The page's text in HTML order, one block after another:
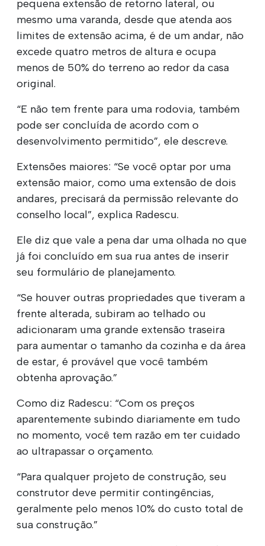
pequena extensão de retorno lateral, ou
mesmo uma varanda, desde que atenda aos
limites de extensão acima, é de um andar, não
excede quatro metros de altura e ocupa
menos de 50% do terreno ao redor da casa
original.
“E não tem frente para uma rodovia, também
pode ser concluída de acordo com o
desenvolvimento permitido”, ele descreve.
Extensões maiores: “Se você optar por uma
extensão maior, como uma extensão de dois
andares, precisará da permissão relevante do
conselho local”, explica Radescu.
Ele diz que vale a pena dar uma olhada no que
já foi concluído em sua rua antes de inserir
seu formulário de planejamento.
“Se houver outras propriedades que tiveram a
frente alterada, subiram ao telhado ou
adicionaram uma grande extensão traseira
para aumentar o tamanho da cozinha e da área
de estar, é provável que você também
obtenha aprovação.”
Como diz Radescu: “Com os preços
aparentemente subindo diariamente em tudo
no momento, você tem razão em ter cuidado
ao ultrapassar o orçamento.
“Para qualquer projeto de construção, seu
construtor deve permitir contingências,
geralmente pelo menos 10% do custo total de
sua construção.”